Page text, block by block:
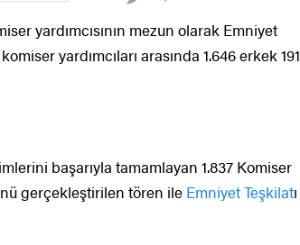
yardımcısının mezun olarak Emniyet
yardımcıları arasında 1.646 erkek 191
başarıyla tamamlayan 1.837 Komiser
gerçekleştirilen tören ile Emniyet Teşkilatı